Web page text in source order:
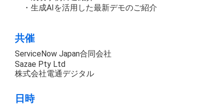
・生成AIを活用した最新デモのご紹介
共催
ServiceNow Japan合同会社
Sazae Pty Ltd
株式会社電通デジタル
日時